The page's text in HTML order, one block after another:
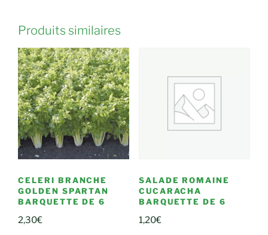
Produits similaires
CELERI BRANCHE
GOLDEN SPARTAN
BARQUETTE DE 6
2,30€
SALADE ROMAINE
CUCARACHA
BARQUETTE DE 6
1,20€